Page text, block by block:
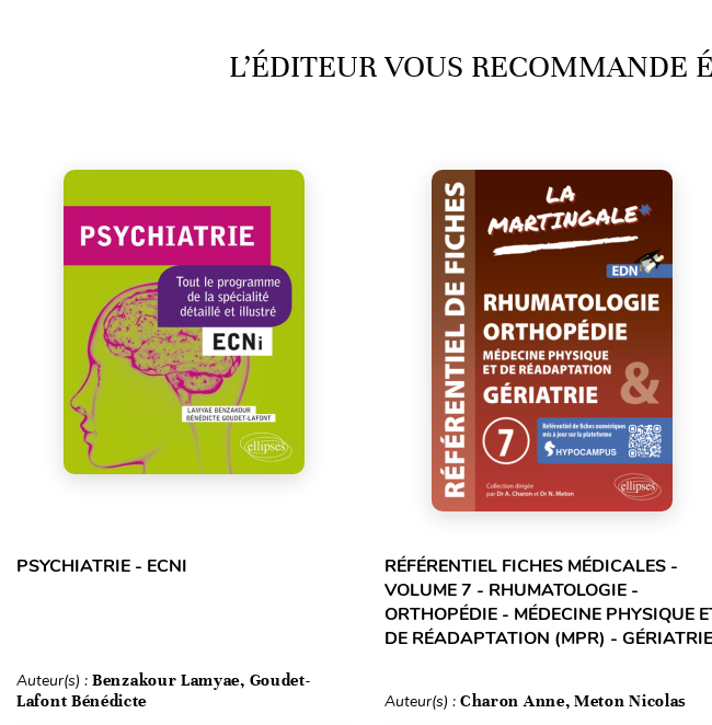
L’ÉDITEUR VOUS RECOMMANDE
PSYCHIATRIE - ECNI
Auteur(s) : Benzakour Lamyae, Goudet-
Lafont Bénédicte
RÉFÉRENTIEL FICHES MÉDICALES -
VOLUME 7 - RHUMATOLOGIE -
ORTHOPÉDIE - MÉDECINE PHYSIQUE
DE RÉADAPTATION (MPR) - GÉRIATRIE
Auteur(s) : Charon Anne, Meton Nicolas